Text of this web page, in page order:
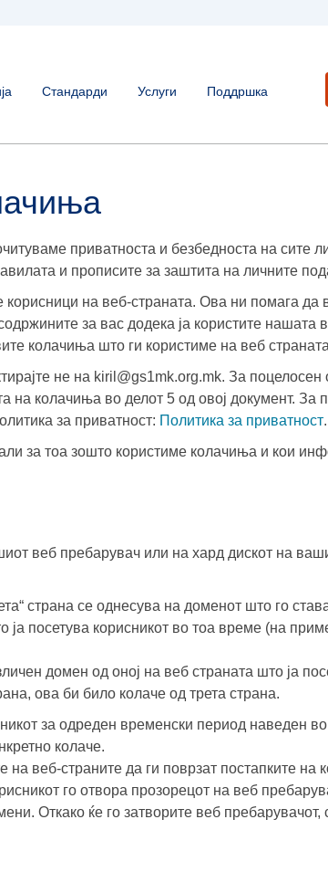
Стандарди Услуги Поддршка
приватноста и безбедноста на сите
и прописите за заштита на личните
на веб-страната. Ова ни помага
за вас додека ја користите нашата
колачиња што ги користиме на веб
не на kiril@gs1mk.org.mk. За
на колачиња во делот 5 од овој документ.
за приватност: Политика за приватност.
за тоа зошто користиме колачиња и кои
веб пребарувач или на хард дискот на
страна се однесува на доменот што го
посетува корисникот во тоа време (на
домен од оној на веб страната што ја
ова би било колаче од трета страна.
за одреден временски период наведен во
колаче.
веб-страните да ги поврзат постапките на
го отвора прозорецот на веб
Откако ќе го затворите веб